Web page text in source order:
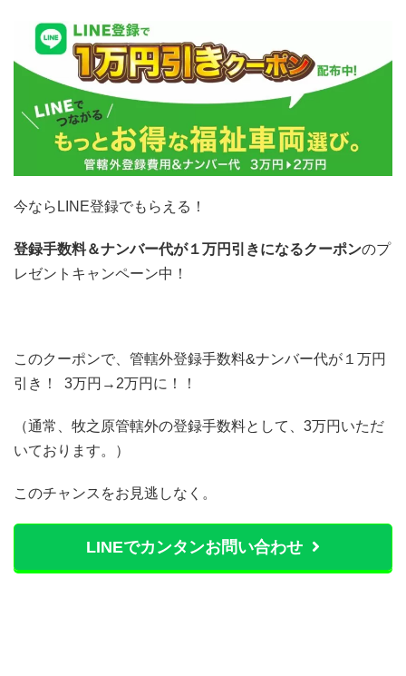
今ならLINE登録でもらえる！
登録手数料＆ナンバー代が１万円引きになるクーポンのプ
レゼントキャンペーン中！
このクーポンで、管轄外登録手数料&ナンバー代が１万円
引き！ 3万円→2万円に！！
（通常、牧之原管轄外の登録手数料として、3万円いただ
いております。）
このチャンスをお見逃しなく。
LINEでカンタンお問い合わせ